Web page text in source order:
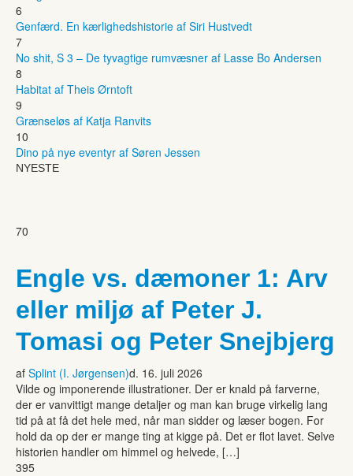
6
Genfærd. En kærlighedshistorie af Siri Hustvedt
7
No shit, S 3 – De tyvagtige rumvæsner af Lasse Bo Andersen
8
Habitat af Theis Ørntoft
9
Grænseløs af Katja Ranvits
10
Dino på nye eventyr af Søren Jessen
NYESTE
70
Engle vs. dæmoner 1: Arv
eller miljø af Peter J.
Tomasi og Peter Snejbjerg
af Splint (I. Jørgensen)d. 16. juli 2026
Vilde og imponerende illustrationer. Der er knald på farverne,
der er vanvittigt mange detaljer og man kan bruge virkelig lang
tid på at få det hele med, når man sidder og læser bogen. For
hold da op der er mange ting at kigge på. Det er flot lavet. Selve
historien handler om himmel og helvede, […]
395